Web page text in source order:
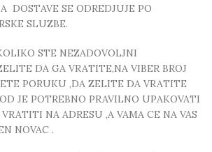
DOSTAVE SE ODREDJUJE PO
SLUZBE.
STE NEZADOVOLJNI
DA GA VRATITE,NA VIBER BROJ
PORUKU ,DA ZELITE DA VRATITE
JE POTREBNO PRAVILNO UPAKOVATI
NA ADRESU ,A VAMA CE NA VAS
NOVAC .